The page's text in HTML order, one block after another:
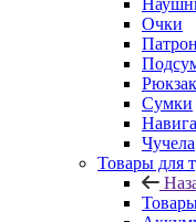
Очки
Сумки
Чучела
Товары для